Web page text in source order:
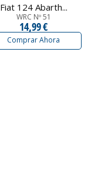
Fiat 124 Abarth...
WRC Nº 51
14,99 €
Comprar Ahora